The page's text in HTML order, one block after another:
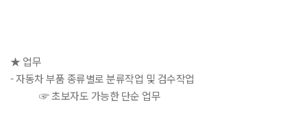
★ 업무
- 자동차 부품 종류별로 분류작업 및 검수작업
☞ 초보자도 가능한 단순 업무